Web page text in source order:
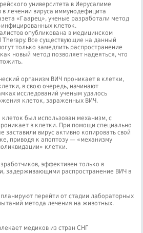
университета в Иерусалиме
лечении вируса иммунодефицита
«Гаарец», ученые разработали метод
клеток.
опубликована в медицинском
Therapy. Все существующие на данный
только замедлить распространение
новый метод позволяет надеяться, что
организм ВИЧ проникает в клетки,
в свою очередь, начинают
исследований ученым удалось
клеток, зараженных ВИЧ.
был использован механизм, с
в клетки. При помощи специально
заставили вирус активно копировать свой
приводя к апоптозу — «механизму
клетки.
эффективен только в
задерживающими распространение ВИЧ в
перейти от стадии лабораторных
метода лечения на животных.
медиков из стран СНГ